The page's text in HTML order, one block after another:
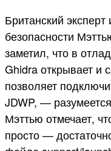
Британский
безопасности
заметил, что в
Ghidra открывает и
позволяет
JDWP, —
Мэттью отмечает,
просто —